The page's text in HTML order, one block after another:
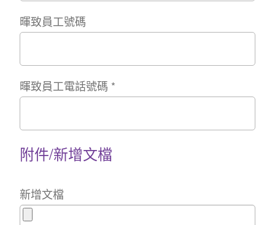
暉致員工號碼
暉致員工電話號碼 *
附件/新增文檔
新增文檔